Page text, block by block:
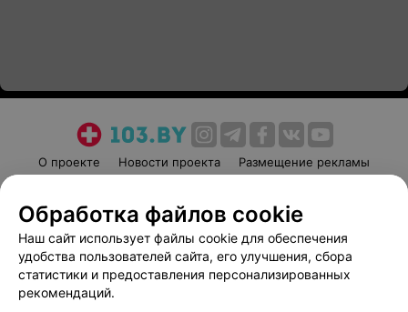
О проекте Новости проекта
Размещение рекламы
Пользовательское соглашение
Способы оплаты
Вакансии
Партнеры
Написать руководителю 103.by
Обработка файлов cookie
Наш сайт использует файлы cookie для обеспечения
удобства пользователей сайта, его улучшения, сбора
статистики и предоставления персонализированных
рекомендаций.